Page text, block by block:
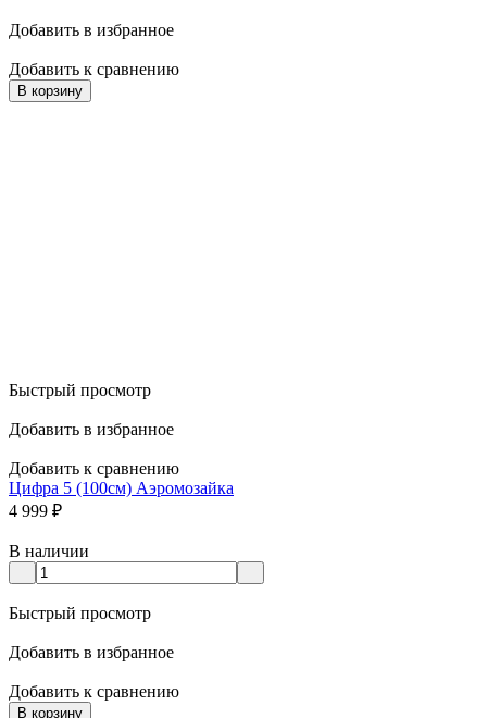
Добавить в избранное
Добавить к сравнению
В корзину
Быстрый просмотр
Добавить в избранное
Добавить к сравнению
Цифра 5 (100см) Аэромозайка
4 999 ₽
В наличии
Быстрый просмотр
Добавить в избранное
Добавить к сравнению
В корзину